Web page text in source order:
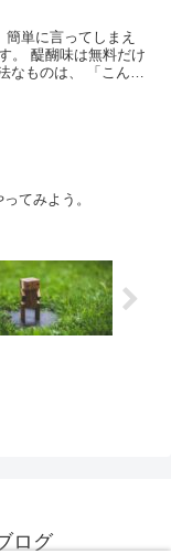
単に言ってしまえ
。 醍醐味は無料だけ
なものは、 「こんな
てみよう。
ログ